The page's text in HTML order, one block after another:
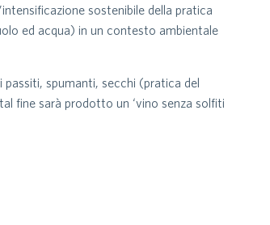
sostenibile della pratica
ed acqua) in un contesto ambientale
spumanti, secchi (pratica del
fine sarà prodotto un ‘vino senza solfiti